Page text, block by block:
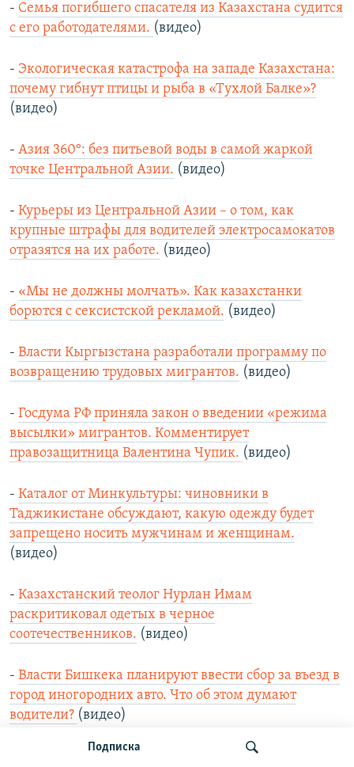
Подписка
- Семья погибшего спасателя из Казахстана судится
с его работодателями. (видео)
- Экологическая катастрофа на западе Казахстана:
почему гибнут птицы и рыба в «Тухлой Балке»?
(видео)
- Азия 360°: без питьевой воды в самой жаркой
точке Центральной Азии. (видео)
- Курьеры из Центральной Азии – о том, как
крупные штрафы для водителей электросамокатов
отразятся на их работе. (видео)
- «Мы не должны молчать». Как казахстанки
борются с сексистской рекламой. (видео)
- Власти Кыргызстана разработали программу по
возвращению трудовых мигрантов. (видео)
- Госдума РФ приняла закон о введении «режима
высылки» мигрантов. Комментирует
правозащитница Валентина Чупик. (видео)
- Каталог от Минкультуры: чиновники в
Таджикистане обсуждают, какую одежду будет
запрещено носить мужчинам и женщинам.
(видео)
- Казахстанский теолог Нурлан Имам
раскритиковал одетых в черное
соотечественников. (видео)
- Власти Бишкека планируют ввести сбор за въезд в
город иногородних авто. Что об этом думают
водители? (видео)
"Интергельпо": Промышленность Кыргызстана